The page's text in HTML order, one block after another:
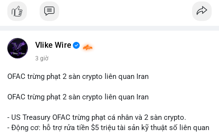
#btcmempool65k
Điều gì đang thúc đẩy sự tăng trưởng vượt bậc này? Hãy cùng
Vlike Wire
3 giờ
OFAC trừng phạt 2 sàn crypto liên quan Iran
OFAC trừng phạt 2 sàn crypto liên quan Iran
- US Treasury OFAC trừng phạt cá nhân và 2 sàn crypto.
- Động cơ: hỗ trợ rửa tiền $5 triệu tài sản kỹ thuật số liên quan